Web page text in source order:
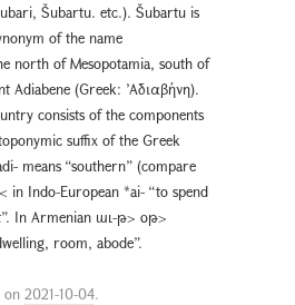
Šubartu. etc.). Šubartu is
of the name
north of Mesopotamia, south of
Adiabene (Greek: ’Aδιαβήνη).
consists of the components
suffix of the Greek
means “southern” (compare
in Indo-European *ai- “to spend
In Armenian աւ-թ> օթ>
room, abode”.
on 2021-10-04.